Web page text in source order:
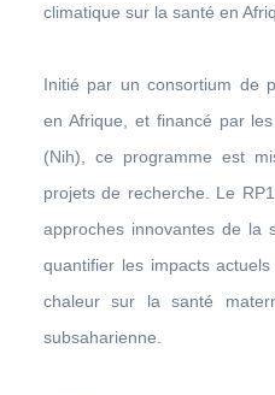
climatique sur la santé en
Initié par un consortium de
en Afrique, et financé par
(Nih), ce programme est
projets de recherche. Le
approches innovantes de la
quantifier les impacts
chaleur sur la santé
subsaharienne.